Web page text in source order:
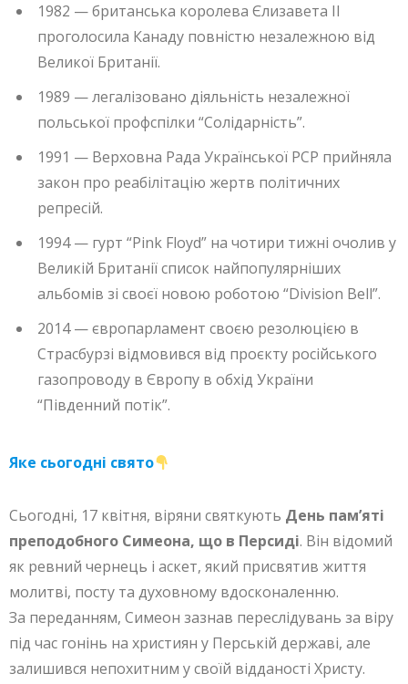
1982 — британська королева Єлизавета II
проголосила Канаду повністю незалежною від
Великої Британії.
1989 — легалізовано діяльність незалежної
польської профспілки “Солідарність”.
1991 — Верховна Рада Української РСР прийняла
закон про реабілітацію жертв політичних
репресій.
1994 — гурт “Pink Floyd” на чотири тижні очолив у
Великій Британії список найпопулярніших
альбомів зі своєї новою роботою “Division Bell”.
2014 — європарламент своєю резолюцією в
Страсбурзі відмовився від проєкту російського
газопроводу в Європу в обхід України
“Південний потік”.
Яке сьогодні свято
Сьогодні, 17 квітня, віряни святкують День пам’яті
преподобного Симеона, що в Персиді. Він відомий
як ревний чернець і аскет, який присвятив життя
молитві, посту та духовному вдосконаленню.
За переданням, Симеон зазнав переслідувань за віру
під час гонінь на християн у Перській державі, але
залишився непохитним у своїй відданості Христу.